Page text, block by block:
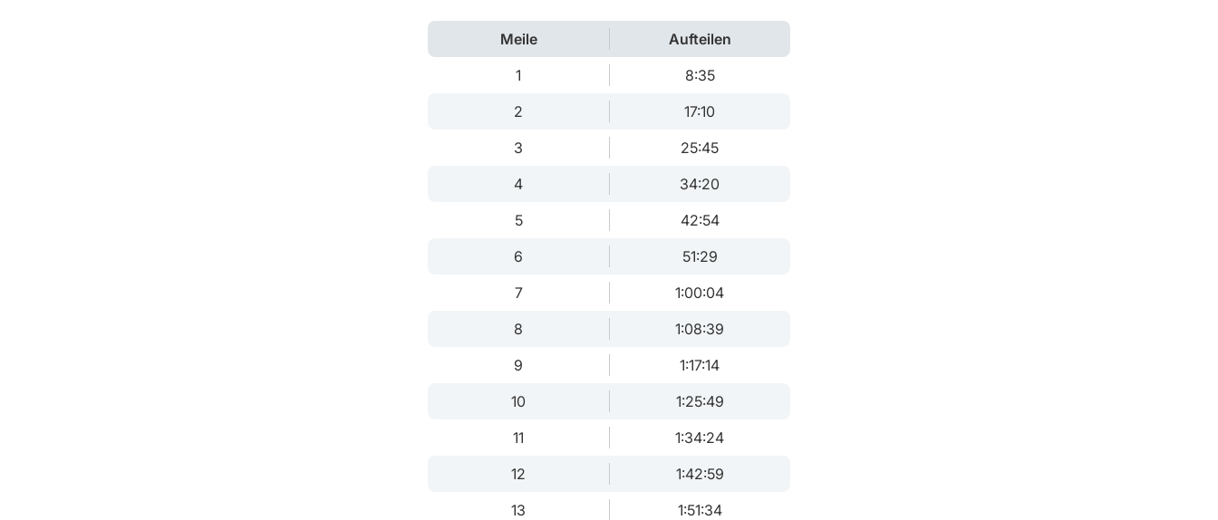
Meile
Aufteilen
1
8:35
2
17:10
3
25:45
4
34:20
5
42:54
6
51:29
7
1:00:04
8
1:08:39
9
1:17:14
10
1:25:49
11
1:34:24
12
1:42:59
13
1:51:34